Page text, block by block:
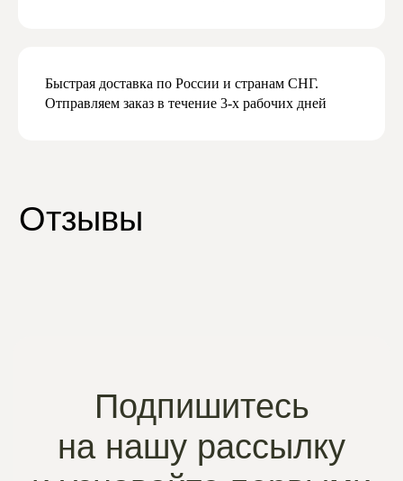
Быстрая доставка по России и странам СНГ.
Отправляем заказ в течение 3-х рабочих дней